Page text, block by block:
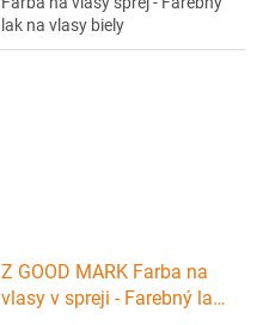
lak na vlasy biely
Z GOOD MARK Farba na
vlasy v spreji - Farebný lak